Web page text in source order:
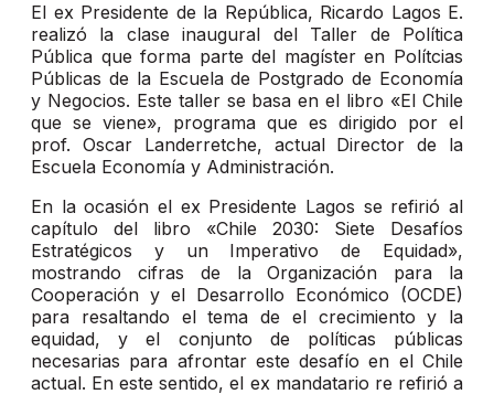
El ex Presidente de la República, Ricardo Lagos E.
realizó la clase inaugural del Taller de Política
Pública que forma parte del magíster en Polítcias
Públicas de la Escuela de Postgrado de Economía
y Negocios. Este taller se basa en el libro «El Chile
que se viene», programa que es dirigido por el
prof. Oscar Landerretche, actual Director de la
Escuela Economía y Administración.
En la ocasión el ex Presidente Lagos se refirió al
capítulo del libro «Chile 2030: Siete Desafíos
Estratégicos y un Imperativo de Equidad»,
mostrando cifras de la Organización para la
Cooperación y el Desarrollo Económico (OCDE)
para resaltando el tema de el crecimiento y la
equidad, y el conjunto de políticas públicas
necesarias para afrontar este desafío en el Chile
actual. En este sentido, el ex mandatario re refirió a